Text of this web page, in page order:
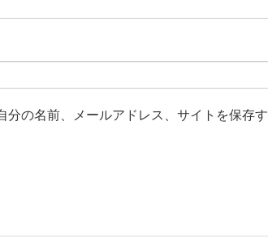
の名前、メールアドレス、サイトを保存す